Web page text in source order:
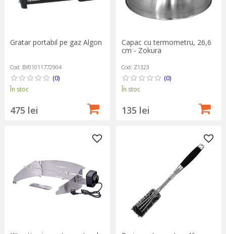
Gratar portabil pe gaz Algon
Cod: BY01011772904
(0)
În stoc
475 lei
Capac cu termometru, 26,6
cm - Zokura
Cod: Z1323
(0)
În stoc
135 lei